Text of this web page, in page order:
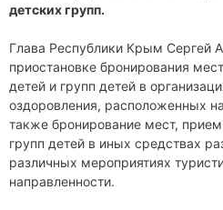
детских групп.
Глава Республики Крым Сергей
приостановке бронирования
детей и групп детей в
оздоровления, расположенных
также бронирование мест,
групп детей в иных средствах
различных мероприятиях
направленности.